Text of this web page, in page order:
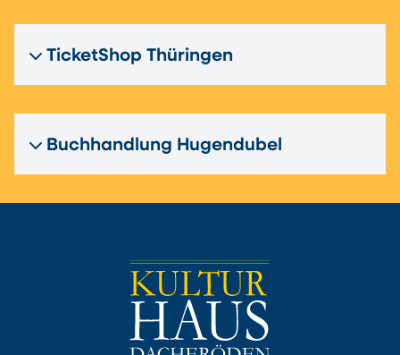
TicketShop Thüringen
Buchhandlung Hugendubel